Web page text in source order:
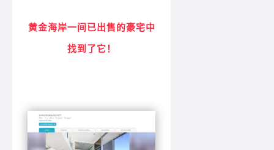
黄金海岸一间已出售的豪宅中
找到了它！